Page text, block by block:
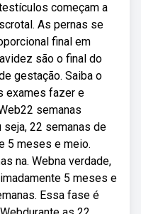
começam a
As pernas se
final em
são o final do
gestação. Saiba o
exames fazer e
semanas
22 semanas de
5 meses e meio.
na. Webna verdade,
5 meses e
Essa fase é